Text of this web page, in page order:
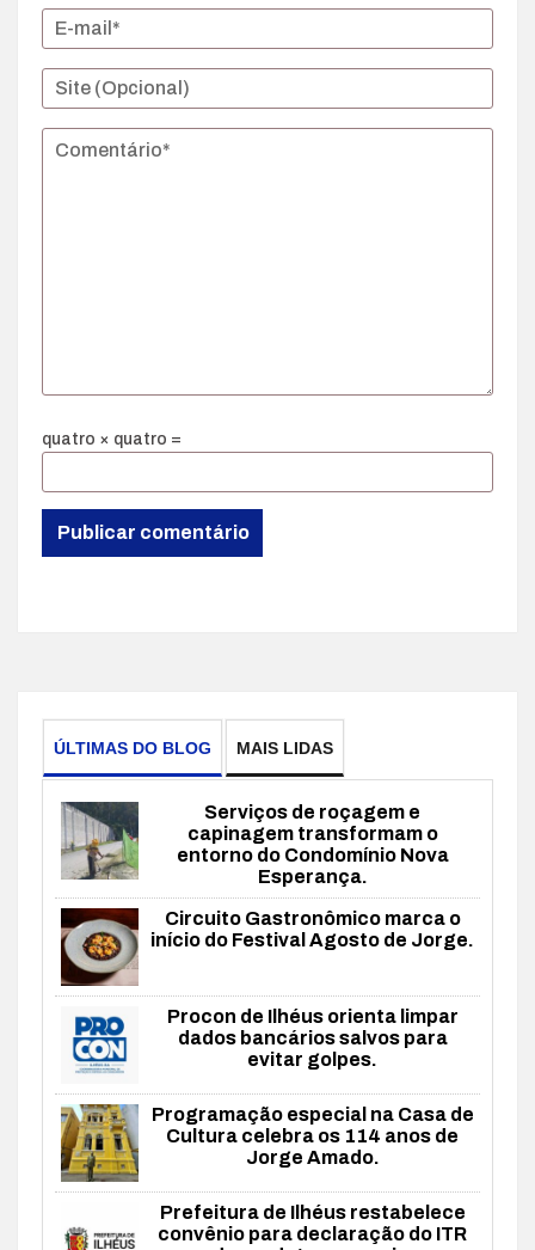
quatro × quatro =
ÚLTIMAS DO BLOG MAIS LIDAS
Serviços de roçagem e
capinagem transformam o
entorno do Condomínio Nova
Esperança.
Circuito Gastronômico marca o
início do Festival Agosto de Jorge.
Procon de Ilhéus orienta limpar
dados bancários salvos para
evitar golpes.
Programação especial na Casa de
Cultura celebra os 114 anos de
Jorge Amado.
Prefeitura de Ilhéus restabelece
convênio para declaração do ITR